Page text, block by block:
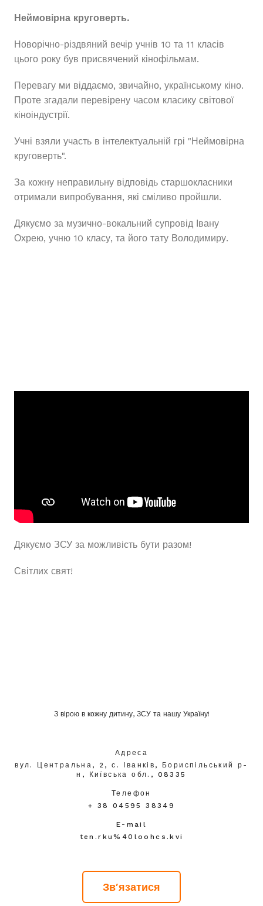
Неймовірна круговерть.
Новорічно-різдвяний вечір учнів 10 та 11 класів
цього року був присвячений кінофільмам.
Перевагу ми віддаємо, звичайно, українському кіно.
Проте згадали перевірену часом класику світової
кіноіндустрії.
Учні взяли участь в інтелектуальній грі "Неймовірна
круговерть".
За кожну неправильну відповідь старшокласники
отримали випробування, які сміливо пройшли.
Дякуємо за музично-вокальний супровід Івану
Охрею, учню 10 класу, та його тату Володимиру.
Дякуємо ЗСУ за можливість бути разом!
Світлих свят!
З вірою в кожну дитину, ЗСУ та нашу Україну!
Адреса
вул. Центральна, 2, с. Іванків, Бориспільський р-
н, Київська обл., 08335
Телефон
+ 38 04595 38349
E-mail
ten.rku%40loohcs.kvi
Зв'язатися